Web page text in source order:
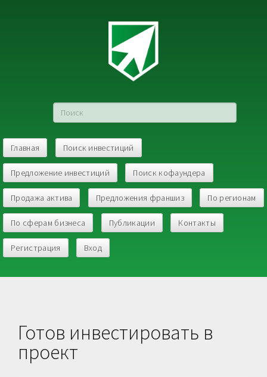
Главная Поиск инвестиций
Предложение инвестиций Поиск кофаундера
Продажа актива Предложения франшиз По регионам
По сферам бизнеса Публикации Контакты
Регистрация Вход
Готов инвестировать в
проект